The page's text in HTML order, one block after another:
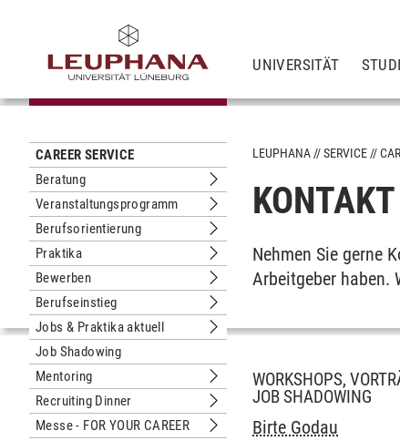
UNIVERSITÄT
CAREER SERVICE
Beratung
Untermenu Beratung
Veranstaltungsprogramm
Untermenu Veranstaltungsprogramm
Berufsorientierung
Untermenu Berufsorientierung
Praktika
Untermenu Praktika
Bewerben
Untermenu Bewerben
Berufseinstieg
Untermenu Berufseinstieg
Jobs & Praktika aktuell
Untermenu Jobs & Praktika aktuell
Job Shadowing
Mentoring
Untermenu Mentoring
Recruiting Dinner
Untermenu Recruiting Dinner
Messe - FOR YOUR CAREER
Untermenu Messe - FOR YOUR
LEUPHANA SERVICE
KONTAKT
Nehmen Sie gerne
Arbeitgeber haben.
WORKSHOPS,
JOB SHADOWING
Birte Godau